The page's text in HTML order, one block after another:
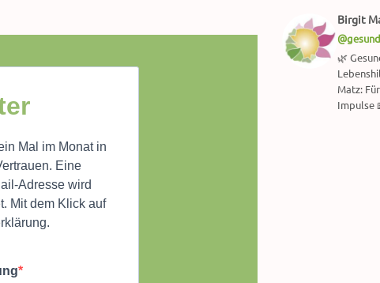
Birgit
🌿
Matz:
Impulse